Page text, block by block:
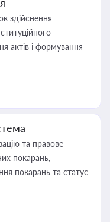
здійснення
актів і формування
та правове
покарань,
покарань та статус